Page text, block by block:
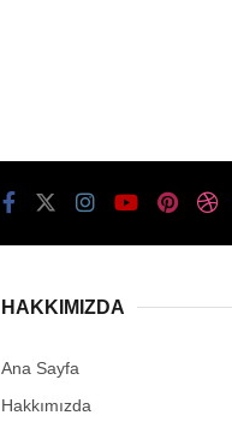
HAKKIMIZDA
Ana Sayfa
Hakkımızda